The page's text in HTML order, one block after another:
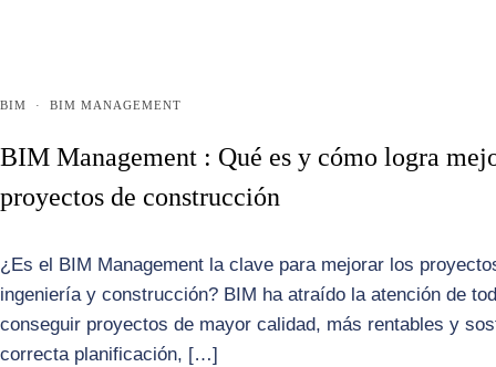
BIM · BIM MANAGEMENT
BIM Management : Qué es y cómo logra
proyectos de construcción
¿Es el BIM Management la clave para mejorar los
ingeniería y construcción? BIM ha atraído la atención de
conseguir proyectos de mayor calidad, más rentables y
correcta planificación, […]